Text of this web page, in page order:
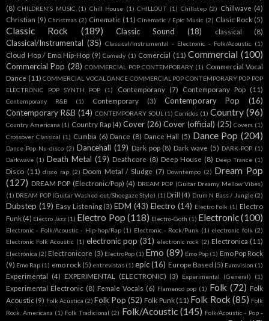
(8) CHILDREN'S MUSIC (1) Chill House (1) CHILLOUT (1) Chillstep (2) Chillwave (4)
Christian (9) Christmas (2) Cinematic (11) Cinematic / Epic Music (2) Clasic Rock (5)
Classic Rock (189) Classic Sound (18) classical (8)
Classical/Instrumental (35) Classical/Instrumental - Electronic - Folk/Acoustic (1)
Cloud Hop / Emo Hip-Hop (9) Comedy (1) Comercial (11) Commercial (100)
Commercial Pop (28) COMMERCIAL POP CONTEMPORARY (1) Commercial Vocal
Dance (11) COMMERCIAL VOCAL DANCE COMMERCIAL POP CONTEMPORARY POP POP
ELECTRONIC POP SYNTH POP
(1) Contemporany (7) Contemporany Pop (11)
Contemporany R&B (1) Contemporary (3) Contemporary Pop
(16)
Contemporary R&B (14) CONTEMPORARY SOUL (1) Corridos (1) Country (96)
Country Americana (1) Country Rap (4) Cover (26) Cover (official) (25) Covers (1)
Crossover Classical (1) Cumbia (6) Dance (8) Dance Hall (5) Dance Pop (204)
Dance Pop Nu-disco (2) Dancehall (19) Dark pop (8) Dark wave (5) DARK-POP (1)
Darkwave (1) Death Metal (19) Deathcore (8) Deep House (8) Deep Trance (1)
Disco (11) disco rap (2) Doom Metal / Sludge (7) Downtempo (2) Dream Pop
(127) DREAM POP (Electronic/Pop) (4) DREAM POP (Guitar Dreamy Mellow Vibes)
(1) DREAM POP (Guitar Washed-out/Shoegaze Style) (1) Drill (4) Drum N Bass / Jungle (2)
Dubstep (19) Easy Listening (3) EDM (43) Electro (14) Electro Folk (1) Electro
Funk (4) Electro Jazz (1) Electro Pop (118) Electro-Goth (1) Electronic(100)
Electronic - Folk/Acoustic - Hip-hop/Rap (1) Electronic - Rock/Punk (1) electronic folk (2)
Electronic Folk Acoustic (1) electronic pop (31) electronic rock (2) Electronica (11)
Electrónica (2) Electronicore (3) ElectroPop (1) Emo (89) Emo Pop (1) Emo Pop Rock
(9) Emo Rap (1) emo rock (5) entrevistas (1) epic (16) Europe Based (5) Eurovision (1)
Experimental (4) EXPERIMENTAL (ELECTRONIC) (3) Experimental (General) (1)
Experimental Electronic (8) Female Vocals (6) Flamenco pop (1) Folk (72) Folk
Acoustic (9) Folk Acústica (2) Folk Pop (52) Folk Punk (11) Folk Rock (85) Folk
Rock. Americana (1) Folk Tradicional (2) Folk/Acoustic (145) Folk/Acoustic - Pop -